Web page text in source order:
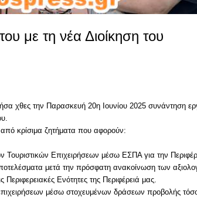
με τη νέα Διοίκηση του
χθες την Παρασκευή 20η Ιουνίου 2025 συνάντηση
από κρίσιμα ζητήματα που αφορούν:
Τουριστικών Επιχειρήσεων μέσω ΕΣΠΑ για την
μετά την πρόσφατη ανακοίνωση των
Ενότητες της Περιφέρειά μας.
μέσω στοχευμένων δράσεων προβολής